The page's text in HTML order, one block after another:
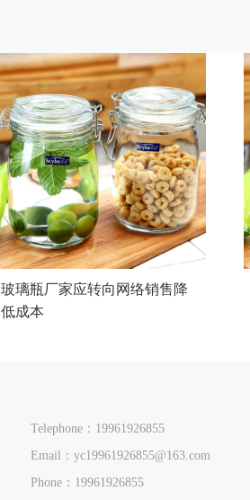
玻璃瓶厂家应转向网络销售降
低成本
Telephone：19961926855
Email：yc19961926855@163.com
Phone：19961926855